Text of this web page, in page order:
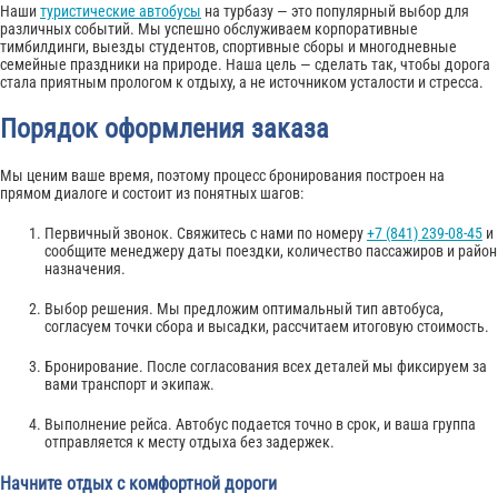
Наши туристические автобусы на турбазу — это популярный выбор для
различных событий. Мы успешно обслуживаем корпоративные
тимбилдинги, выезды студентов, спортивные сборы и многодневные
семейные праздники на природе. Наша цель — сделать так, чтобы дорога
стала приятным прологом к отдыху, а не источником усталости и стресса.
Порядок оформления заказа
Мы ценим ваше время, поэтому процесс бронирования построен на
прямом диалоге и состоит из понятных шагов:
Первичный звонок. Свяжитесь с нами по номеру+7 (841) 239-08-45 и
сообщите менеджеру даты поездки, количество пассажиров и район
назначения.
Выбор решения. Мы предложим оптимальный тип автобуса,
согласуем точки сбора и высадки, рассчитаем итоговую стоимость.
Бронирование. После согласования всех деталей мы фиксируем за
вами транспорт и экипаж.
Выполнение рейса. Автобус подается точно в срок, и ваша группа
отправляется к месту отдыха без задержек.
Начните отдых с комфортной дороги